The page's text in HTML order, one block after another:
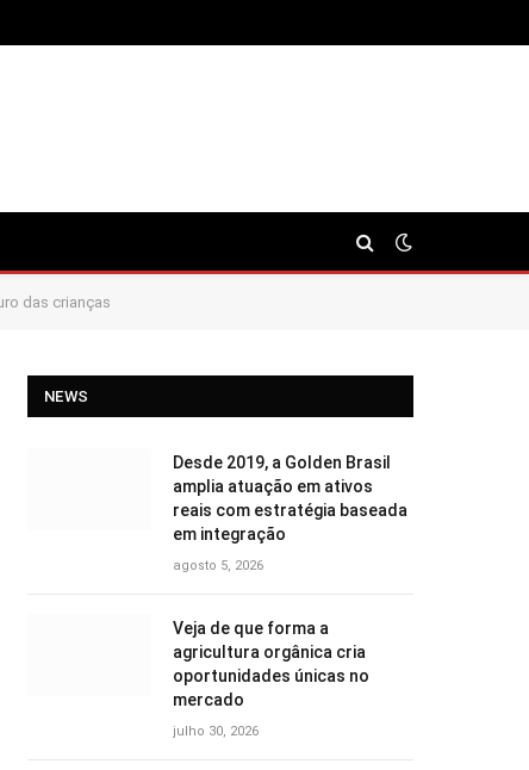
das crianças
NEWS
Desde 2019, a Golden Brasil
amplia atuação em ativos
reais com estratégia baseada
em integração
agosto 5, 2026
Veja de que forma a
agricultura orgânica cria
oportunidades únicas no
mercado
julho 30, 2026